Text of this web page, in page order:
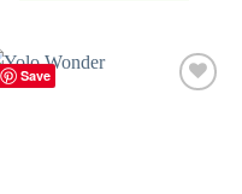
Save